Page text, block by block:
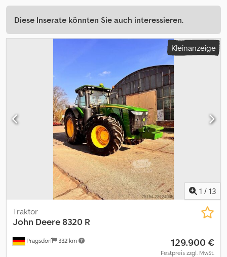
Diese Inserate könnten Sie auch interessieren.
Kleinanzeige
1 / 13
Pragsdorf 332 km
Traktor
John Deere8320 R
129.900 €
Festpreis zzgl. MwSt.